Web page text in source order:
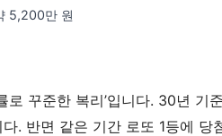
5,200만 원
로 꾸준한 복리’입니다. 30년
. 반면 같은 기간 로또 1등에 당